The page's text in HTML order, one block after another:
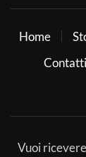
Home
Contatti
Vuoi